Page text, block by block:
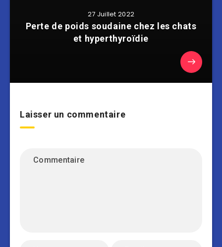
27 Juillet 2022
Perte de poids soudaine chez les chats
et hyperthyroïdie
Laisser un commentaire